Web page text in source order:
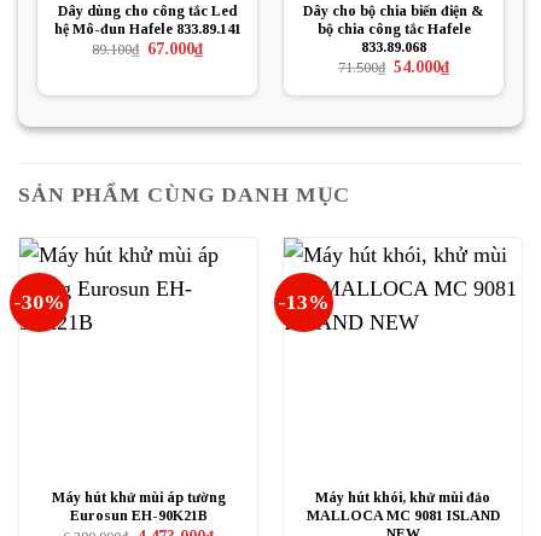
Dây dùng cho công tắc Led
hệ Mô-đun Hafele 833.89.141
89.100₫ Giá
67.000₫Giá
hiện
Dây cho bộ chia biến điện &
bộ chia công tắc Hafele
833.89.068
71.500₫ Giá
là:
54.000₫Giá
hiện
tại
54.000₫.
SẢN PHẨM CÙNG DANH MỤC
-30%
Máy hút khử mùi áp tường
Eurosun EH-90K21B
-13%
Máy hút khói, khử mùi đảo
MALLOCA MC 9081 ISLAND